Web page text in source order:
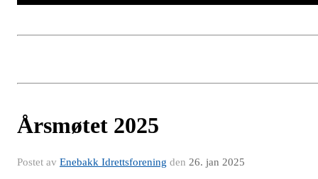
Årsmøtet 2025
Postet av Enebakk Idrettsforening den 26. jan 2025